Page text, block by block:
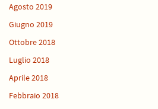
Agosto 2019
Giugno 2019
Ottobre 2018
Luglio 2018
Aprile 2018
Febbraio 2018